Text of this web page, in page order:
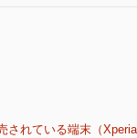
れている端末（Xperia